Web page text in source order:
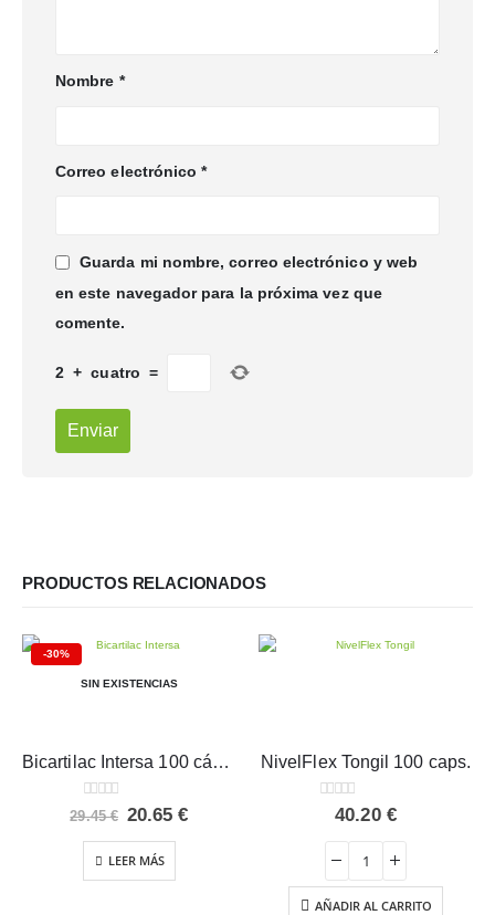
Nombre *
Correo electrónico*
Guarda mi nombre, correo electrónico y web
en este navegador para la próxima vez que
comente.
2 + cuatro =
PRODUCTOS RELACIONADOS
-30%
SIN EXISTENCIAS
Bicartilac Intersa 100 cápsulas
0 out of 5
29.45€ El
original
era:
29.45 €.
20.65€El
LEER MÁS
NivelFlex Tongil 100 caps.
out of 5
40.20 €
AÑADIR AL CARRITO